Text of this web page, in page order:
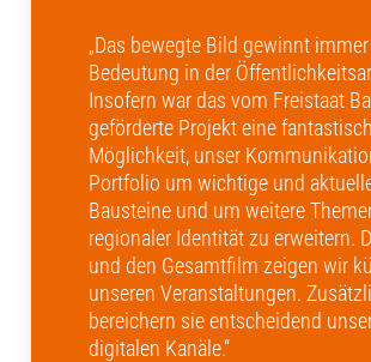
„Das bewegte Bild gewinnt
Bedeutung in der
Insofern war das vom Freistaat
geförderte Projekt eine
Möglichkeit, unser
Portfolio um wichtige und
Bausteine und um weitere
regionaler Identität zu erweitern.
und den Gesamtfilm zeigen wir
unseren Veranstaltungen.
bereichern sie entscheidend
digitalen Kanäle.“